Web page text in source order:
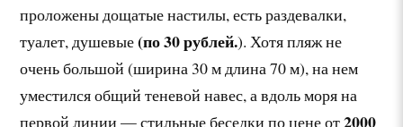
проложены дощатые настилы, есть раздевалки,
туалет, душевые(по 30 рублей.). Хотя пляж не
очень большой (ширина 30 м длина 70 м), на нем
уместился общий теневой навес, а вдоль моря на
первой линии — стильные беседки по цене от2000